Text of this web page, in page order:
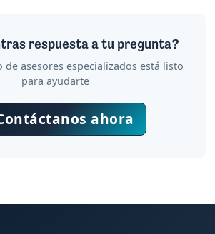
respuesta a tu pregunta?
asesores especializados está listo
para ayudarte
ahora